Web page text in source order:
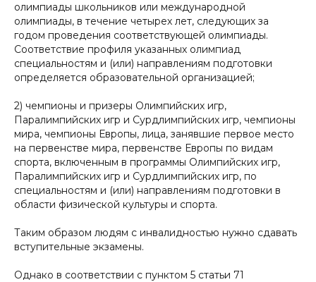
олимпиады школьников или международной
олимпиады, в течение четырех лет, следующих за
годом проведения соответствующей олимпиады.
Соответствие профиля указанных олимпиад
специальностям и (или) направлениям подготовки
определяется образовательной организацией;
2) чемпионы и призеры Олимпийских игр,
Паралимпийских игр и Сурдлимпийских игр, чемпионы
мира, чемпионы Европы, лица, занявшие первое место
на первенстве мира, первенстве Европы по видам
спорта, включенным в программы Олимпийских игр,
Паралимпийских игр и Сурдлимпийских игр, по
специальностям и (или) направлениям подготовки в
области физической культуры и спорта.
Таким образом людям с инвалидностью нужно сдавать
вступительные экзамены.
Однако в соответствии с пунктом 5 статьи 71